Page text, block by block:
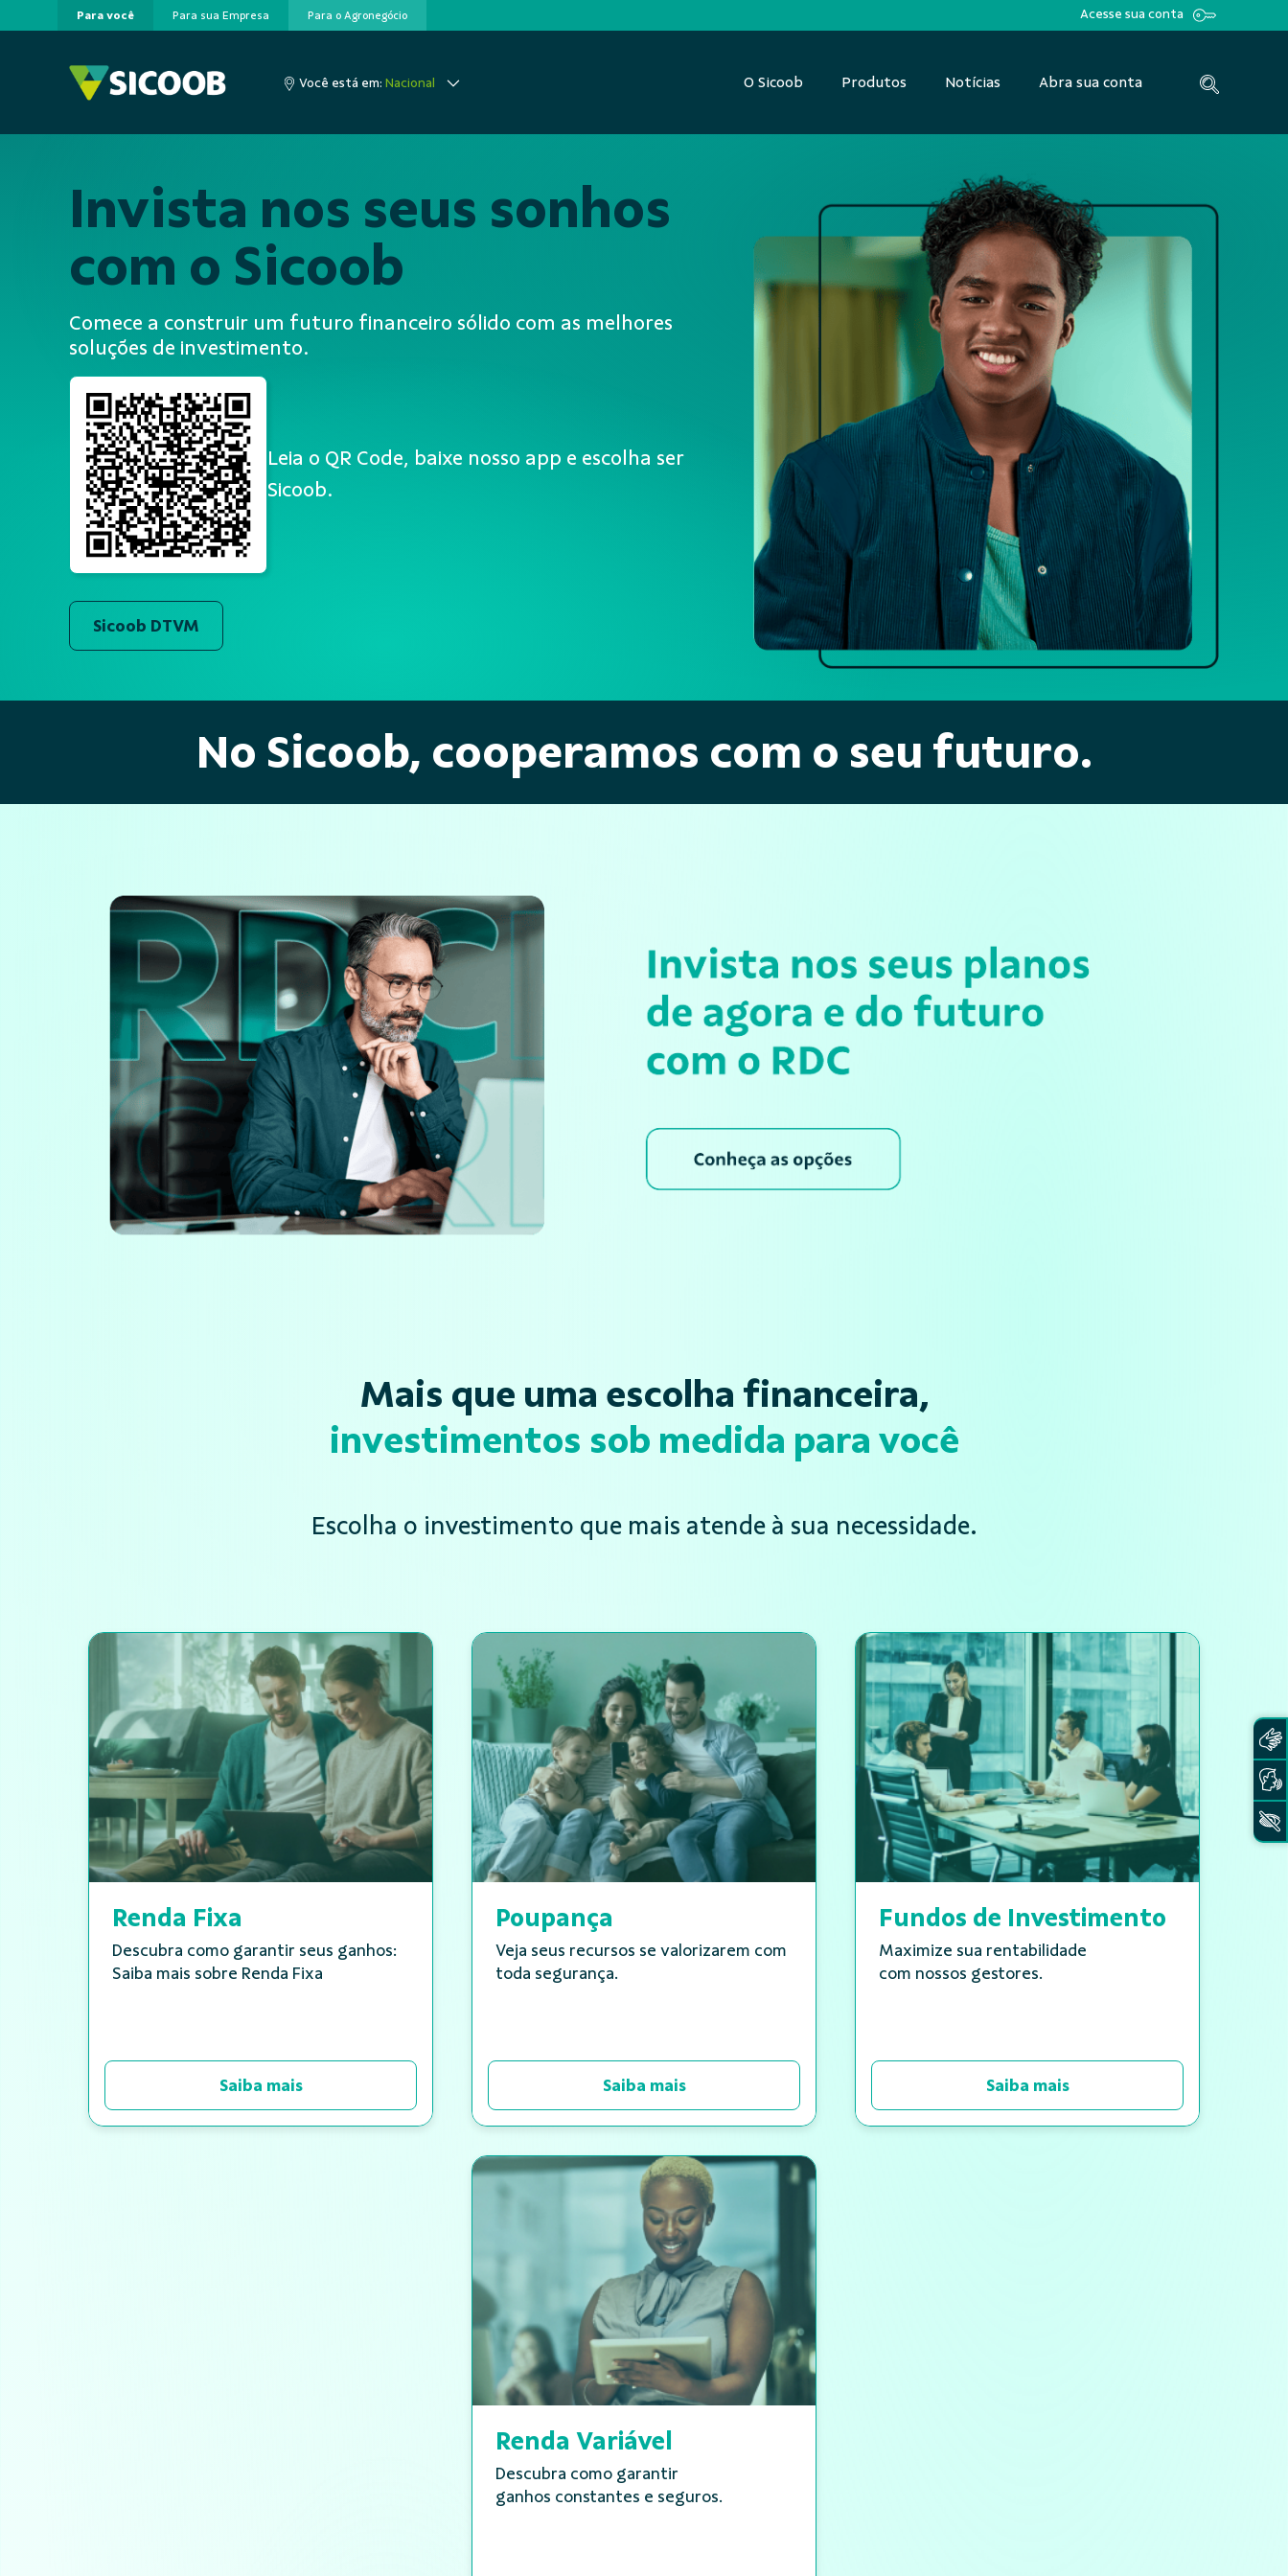
Pular para o Conteúdo principal
Para você Para sua Empresa Para o Agronegócio Acesse sua conta
Você está em:Nacional O Sicoob Produtos Notícias Abra sua conta
Invista nos seus sonhos
com o Sicoob
Comece a construir um futuro financeiro sólido com as melhores
soluções de investimento.
Leia o QR Code, baixe nosso app e escolha ser
Sicoob.
Sicoob DTVM
No Sicoob, cooperamos com o seu futuro.
Mais que uma escolha financeira,
investimentos sob medida para você
Escolha o investimento que mais atende à sua necessidade.
Renda Fixa
Descubra como garantir seus ganhos:
Saiba mais sobre Renda Fixa
Saiba mais
Poupança
Veja seus recursos se valorizarem com
toda segurança.
Saiba mais
Fundos de Investimento
Maximize sua rentabilidade
com nossos gestores.
Saiba mais
Renda Variável
Descubra como garantir
ganhos constantes e seguros.